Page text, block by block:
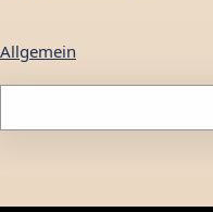
Allgemein